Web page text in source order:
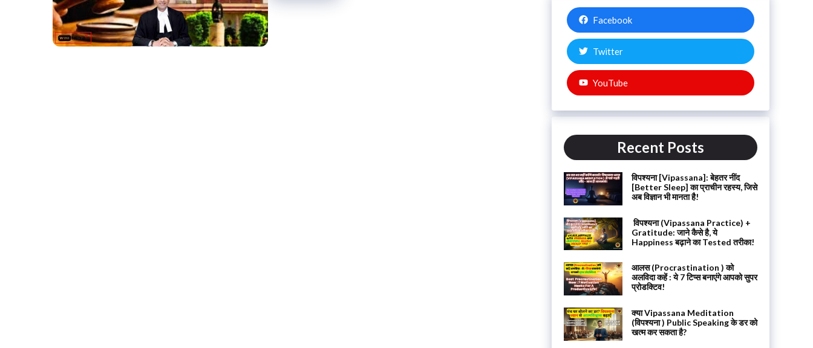
Facebook
Twitter
YouTube
Recent Posts
विपश्यना [Vipassana]: बेहतर नींद
[Better Sleep] का प्राचीन रहस्य, जिसे
अब विज्ञान भी मानता है!
विपश्यना (Vipassana Practice) +
Gratitude: जाने कैसे है, ये
Happiness बढ़ाने का Tested तरीका!
आलस (Procrastination ) को
अलविदा कहें : ये 7 टिप्स बनाएंगे आपको सुपर
प्रोडक्टिव!
क्या Vipassana Meditation
(विपश्यना ) Public Speaking के डर को
खत्म कर सकता है?